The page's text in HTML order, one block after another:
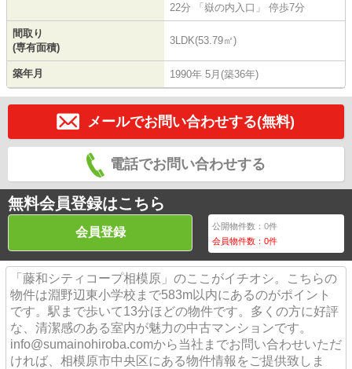
22分 「嶽の内入口」 停歩7分
間取り
(専有面積)
3LDK(53.79㎡)
築年月 1990年 5月(築36年)
メールでお問い合わせする(無料)
電話でお問い合わせする
無料会員登録はこちら
会員登録 公開物件数：0件
会員物件数：0件
「藤和シティコープ相模原」のここがイチオシ。こちらの
物件は淵野辺東小学校まで583m以内にあるのがポイント
です。駅まで歩いて13分ほどの物件です。多くの方に好評
な、清潔感のある室内が魅力の中古マンションです。
info@sumainohiroba.comから当社までお問い合わせいただ
ければ、相模原市中央区にある物件情報をご提供致しま